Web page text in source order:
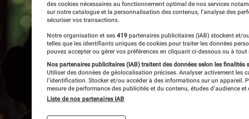
des cookies nécessaires au fonctionnement optimal de nos services
sur notre catalogue et la personnalisation des contenus, l’analyse des
sécuriser vos transactions.
Notre organisation et ses 419 partenaires publicitaires (IAB) stockent et/
telles que les identifiants uniques de cookies pour traiter les données
pouvez accepter ou gérer vos préférences en cliquant ci-dessous ou à
Nos partenaires publicitaires (IAB) traitent des données selon les finalités
Utiliser des données de géolocalisation précises. Analyser activement les
l’identification. Stocker et/ou accéder à des informations sur un appareil.
mesure de performance des publicités et du contenu, études d’audience et
Liste de nos partenaires IAB